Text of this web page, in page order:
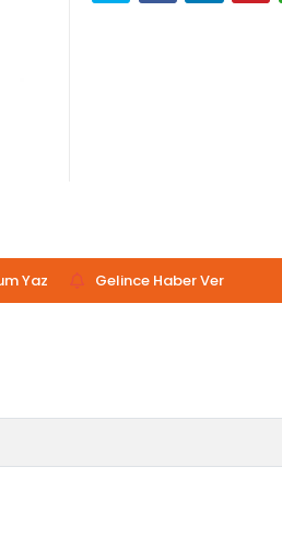
Yaz Gelince Haber Ver